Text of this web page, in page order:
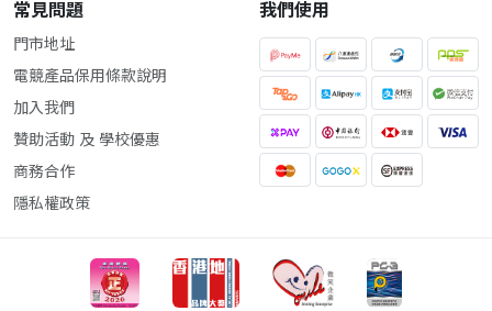
常見問題
門市地址
電競產品保用條款說明
加入我們
贊助活動 及 學校優惠
商務合作
隱私權政策
我們使用